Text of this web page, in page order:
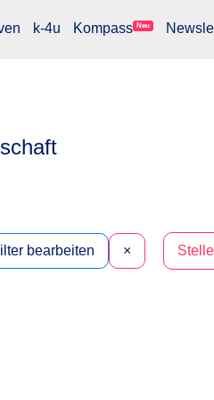
k-4u Kompass Neu
bearbeiten ×